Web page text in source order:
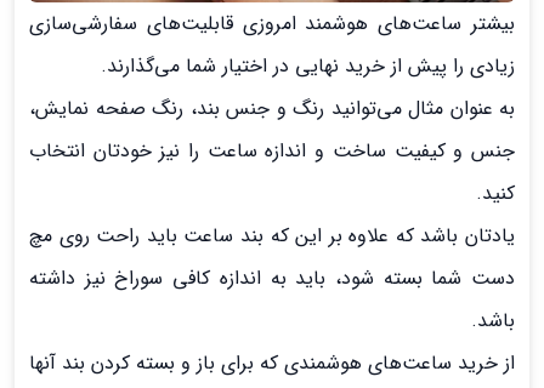
بیشتر ساعت‌های هوشمند امروزی قابلیت‌های سفارشی‌سازی
زیادی را پیش از خرید نهایی در اختیار شما می‌گذارند.
به عنوان مثال می‌توانید رنگ و جنس بند، رنگ صفحه نمایش،
جنس و کیفیت ساخت و اندازه‌ ساعت را نیز خودتان انتخاب
کنید.
یادتان باشد که علاوه بر این که بند ساعت باید راحت روی مچ
دست شما بسته شود، باید به اندازه کافی سوراخ نیز داشته
باشد.
از خرید ساعت‌های هوشمندی که برای باز و بسته کردن بند آنها